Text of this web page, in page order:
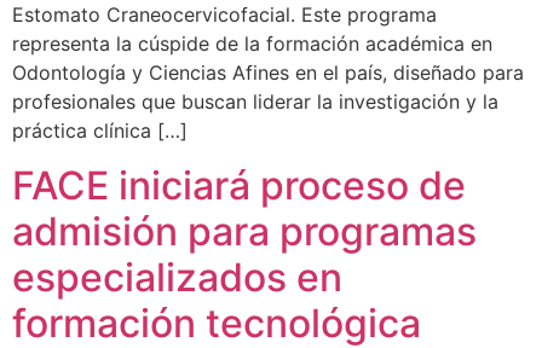
Estomato Craneocervicofacial. Este programa
representa la cúspide de la formación académica en
Odontología y Ciencias Afines en el país, diseñado para
profesionales que buscan liderar la investigación y la
práctica clínica […]
FACE iniciará proceso de
admisión para programas
especializados en
formación tecnológica